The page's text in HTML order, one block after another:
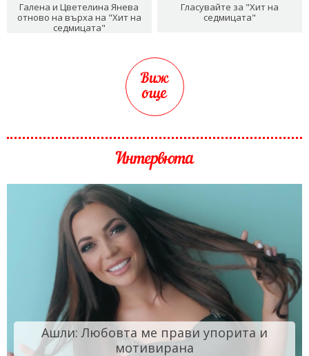
Галена и Цветелина Янева
отново на върха на "Хит на
седмицата"
Гласувайте за "Хит на
седмицата"
Виж
още
Интервюта
Ашли: Любовта ме прави упорита и
мотивирана